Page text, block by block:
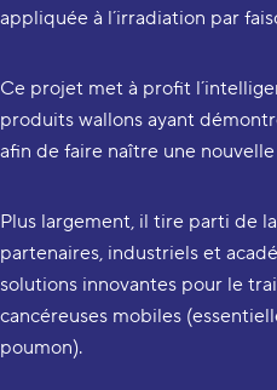
appliquée à l´irradiation par
Ce projet met à profit
produits wallons ayant
afin de faire naître une
Plus largement, il tire parti de
partenaires, industriels et
solutions innovantes pour le
cancéreuses mobiles
poumon).